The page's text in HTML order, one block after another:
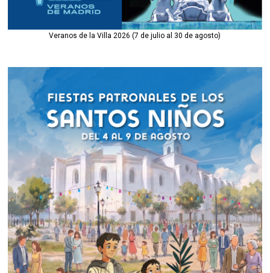
Veranos de la Villa 2026 (7 de julio al 30 de agosto)